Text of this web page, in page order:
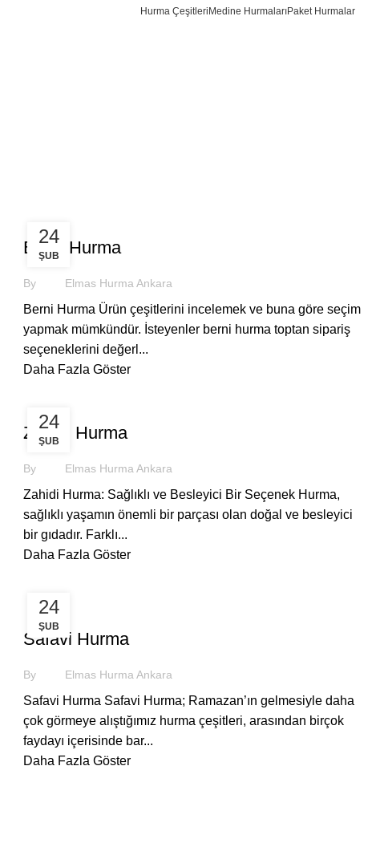
Hurma Çeşitleri Medine HurmalarıPaket Hurmalar
24
ŞUB
Berni Hurma
By Elmas Hurma Ankara
Berni Hurma Ürün çeşitlerini incelemek ve buna göre seçim
yapmak mümkündür. İsteyenler berni hurma toptan sipariş
seçeneklerini değerl...
Daha Fazla Göster
24
ŞUB
Zahidi Hurma
By Elmas Hurma Ankara
Zahidi Hurma: Sağlıklı ve Besleyici Bir Seçenek Hurma,
sağlıklı yaşamın önemli bir parçası olan doğal ve besleyici
bir gıdadır. Farklı...
Daha Fazla Göster
24
ŞUB
HURMA
Safavi Hurma
By Elmas Hurma Ankara
Safavi Hurma Safavi Hurma; Ramazan’ın gelmesiyle daha
çok görmeye alıştığımız hurma çeşitleri, arasından birçok
faydayı içerisinde bar...
Daha Fazla Göster